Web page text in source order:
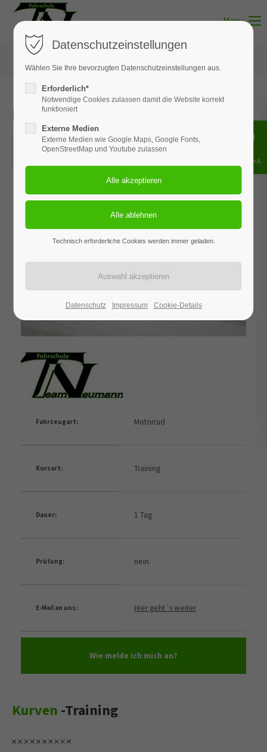
Menu
Kurventraining | 21. April 2023
21.04.2023, 08:00–16:30
Fahrzeugart: Motorrad
Kursart: Training
Dauer: 1 Tag
Prüfung: nein
E-Mail an uns: Hier geht´s weiter
Wie melde ich mich an?
Kurven -Training
Datenschutzeinstellungen
Wählen Sie Ihre bevorzugten Datenschutzeinstellungen aus.
Erforderlich*
Notwendige Cookies zulassen damit die Website korrekt
funktioniert
Externe Medien
Externe Medien wie Google Maps, Google Fonts,
OpenStreetMap und Youtube zulassen
Technisch erforderliche Cookies werden immer geladen.
Datenschutz Impressum Cookie-Details
Shift+Alt+A